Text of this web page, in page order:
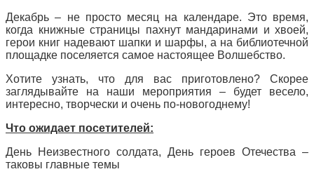
Декабрь – не просто месяц на календаре. Это время,
когда книжные страницы пахнут мандаринами и хвоей,
герои книг надевают шапки и шарфы, а на библиотечной
площадке поселяется самое настоящее Волшебство.
Хотите узнать, что для вас приготовлено? Скорее
заглядывайте на наши мероприятия – будет весело,
интересно, творчески и очень по-новогоднему!
Что ожидает посетителей:
День Неизвестного солдата, День героев Отечества –
таковы главные темы